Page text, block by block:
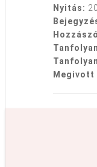
Nyitás:
Megivott